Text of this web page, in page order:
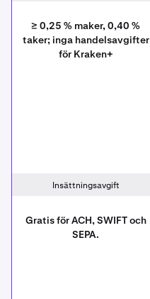
≥ 0,25 % maker, 0,40 %
taker; inga handelsavgifter
för Kraken+
Insättningsavgift
Gratis för ACH, SWIFT och
SEPA.